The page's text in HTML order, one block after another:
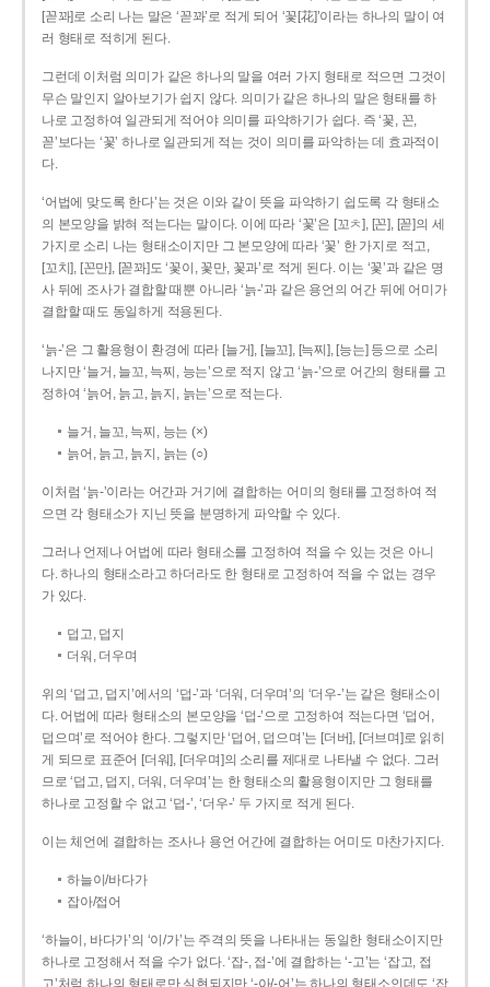
[꼳꽈]로 소리 나는 말은 ‘꼳꽈’로 적게 되어 ‘꽃[花]’이라는 하나의 말이 여
러 형태로 적히게 된다.
그런데 이처럼 의미가 같은 하나의 말을 여러 가지 형태로 적으면 그것이
무슨 말인지 알아보기가 쉽지 않다. 의미가 같은 하나의 말은 형태를 하
나로 고정하여 일관되게 적어야 의미를 파악하기가 쉽다. 즉 ‘꽃, 꼰,
꼳’보다는 ‘꽃’ 하나로 일관되게 적는 것이 의미를 파악하는 데 효과적이
다.
‘어법에 맞도록 한다’는 것은 이와 같이 뜻을 파악하기 쉽도록 각 형태소
의 본모양을 밝혀 적는다는 말이다. 이에 따라 ‘꽃’은 [꼬ㅊ], [꼰], [꼳]의 세
가지로 소리 나는 형태소이지만 그 본모양에 따라 ‘꽃’ 한 가지로 적고,
[꼬치], [꼰만], [꼳꽈]도 ‘꽃이, 꽃만, 꽃과’로 적게 된다. 이는 ‘꽃’과 같은 명
사 뒤에 조사가 결합할 때뿐 아니라 ‘늙-’과 같은 용언의 어간 뒤에 어미가
결합할 때도 동일하게 적용된다.
‘늙-’은 그 활용형이 환경에 따라 [늘거], [늘꼬], [늑찌], [능는] 등으로 소리
나지만 ‘늘거, 늘꼬, 늑찌, 능는’으로 적지 않고 ‘늙-’으로 어간의 형태를 고
정하여 ‘늙어, 늙고, 늙지, 늙는’으로 적는다.
늘거, 늘꼬, 늑찌, 능는 (×)
늙어, 늙고, 늙지, 늙는 (○)
이처럼 ‘늙-­’이라는 어간과 거기에 결합하는 어미의 형태를 고정하여 적
으면 각 형태소가 지닌 뜻을 분명하게 파악할 수 있다.
그러나 언제나 어법에 따라 형태소를 고정하여 적을 수 있는 것은 아니
다. 하나의 형태소라고 하더라도 한 형태로 고정하여 적을 수 없는 경우
가 있다.
덥고, 덥지
더워, 더우며
위의 ‘덥고, 덥지’에서의 ‘덥-­’과 ‘더워, 더우며’의 ‘더우-­’는 같은 형태소이
다. 어법에 따라 형태소의 본모양을 ‘덥-­’으로 고정하여 적는다면 ‘덥어,
덥으며’로 적어야 한다. 그렇지만 ‘덥어, 덥으며’는 [더버], [더브며]로 읽히
게 되므로 표준어 [더워], [더우며]의 소리를 제대로 나타낼 수 없다. 그러
므로 ‘덥고, 덥지, 더워, 더우며’는 한 형태소의 활용형이지만 그 형태를
하나로 고정할 수 없고 ‘덥-’, ‘더우-’ 두 가지로 적게 된다.
이는 체언에 결합하는 조사나 용언 어간에 결합하는 어미도 마찬가지다.
하늘이/바다가
잡아/접어
‘하늘이, 바다가’의 ‘이/가’는 주격의 뜻을 나타내는 동일한 형태소이지만
하나로 고정해서 적을 수가 없다. ‘잡-, 접-’에 결합하는 ‘-고’는 ‘잡고, 접
고’처럼 하나의 형태로만 실현되지만 ‘-아/-어’는 하나의 형태소인데도 ‘잡